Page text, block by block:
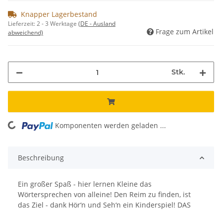
Knapper Lagerbestand
Lieferzeit:2 - 3 Werktage (DE - Ausland
abweichend)
Frage zum Artikel
Stk.
Loading... Komponenten werden geladen ...
Beschreibung
Ein großer Spaß - hier lernen Kleine das
Wörtersprechen von alleine! Den Reim zu finden, ist
das Ziel - dank Hör‘n und Seh‘n ein Kinderspiel! DAS